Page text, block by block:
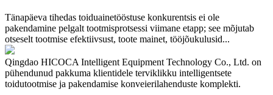
Tänapäeva tihedas toiduainetööstuse konkurentsis ei ole
pakendamine pelgalt tootmisprotsessi viimane etapp; see mõjutab
otseselt tootmise efektiivsust, toote mainet, tööjõukulusid...
Qingdao HICOCA Intelligent Equipment Technology Co., Ltd. on
pühendunud pakkuma klientidele terviklikku intelligentsete
toidutootmise ja pakendamise konveierilahenduste komplekti.